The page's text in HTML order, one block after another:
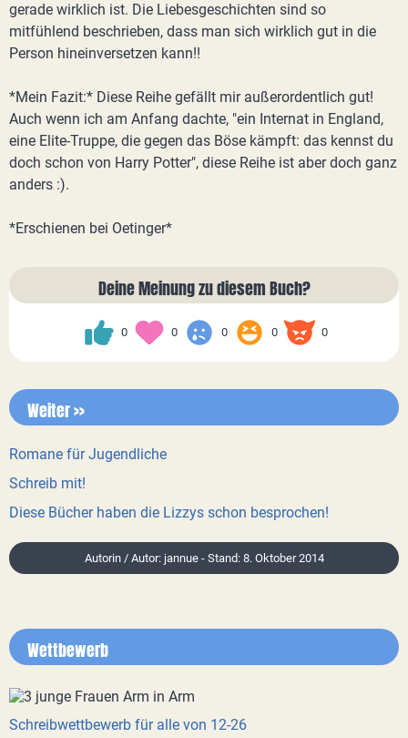
gerade wirklich ist. Die Liebesgeschichten sind so
mitfühlend beschrieben, dass man sich wirklich gut in die
Person hineinversetzen kann!!
*Mein Fazit:* Diese Reihe gefällt mir außerordentlich gut!
Auch wenn ich am Anfang dachte, "ein Internat in England,
eine Elite-Truppe, die gegen das Böse kämpft: das kennst du
doch schon von Harry Potter", diese Reihe ist aber doch ganz
anders :).
*Erschienen bei Oetinger*
Deine Meinung zu diesem Buch?
0 0 0 0 0
Weiter >>
Romane für Jugendliche
Schreib mit!
Diese Bücher haben die Lizzys schon besprochen!
Autorin / Autor: jannue - Stand: 8. Oktober 2014
Wettbewerb
Schreibwettbewerb für alle von 12-26